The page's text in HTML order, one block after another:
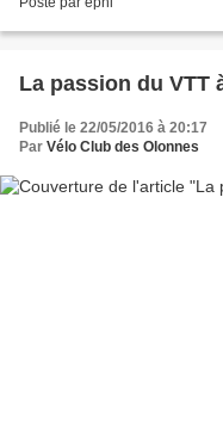
La passion du VTT
Publié le 22/05/2016 à 20:17
Par Vélo Club des Olonnes